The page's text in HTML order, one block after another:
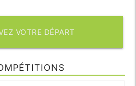
VOTRE DÉPART